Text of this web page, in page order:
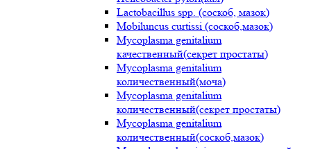
Lactobacillus spp. (соскоб, мазок)
Mobiluncus curtissi (соскоб,мазок)
Mycoplasma genitalium
качественный(секрет простаты)
Mycoplasma genitalium
количественный(моча)
Mycoplasma genitalium
количественный(секрет простаты)
Mycoplasma genitalium
количественный(соскоб,мазок)